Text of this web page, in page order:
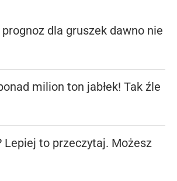
dla gruszek dawno nie
milion ton jabłek! Tak źle
Lepiej to przeczytaj. Możesz